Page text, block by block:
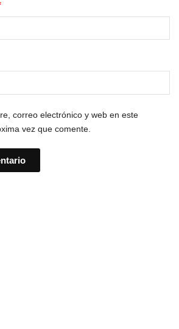
correo electrónico y web en este
vez que comente.